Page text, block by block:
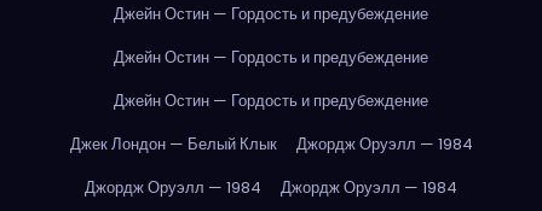
Джейн Остин — Гордость и предубеждение
Джейн Остин — Гордость и предубеждение
Джейн Остин — Гордость и предубеждение
Джек Лондон — Белый Клык
Джордж Оруэлл — 1984
Джордж Оруэлл — 1984
Джордж Оруэлл — 1984